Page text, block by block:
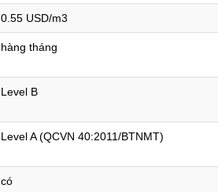
0.55 USD/m3
hàng tháng
Level B
Level A (QCVN 40:2011/BTNMT)
có